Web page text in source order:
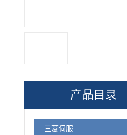
产品目录
三菱伺服